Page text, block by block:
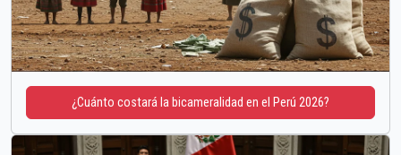
¿Cuánto costará la bicameralidad en el Perú 2026?